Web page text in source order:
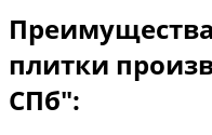
плитки
СПб":